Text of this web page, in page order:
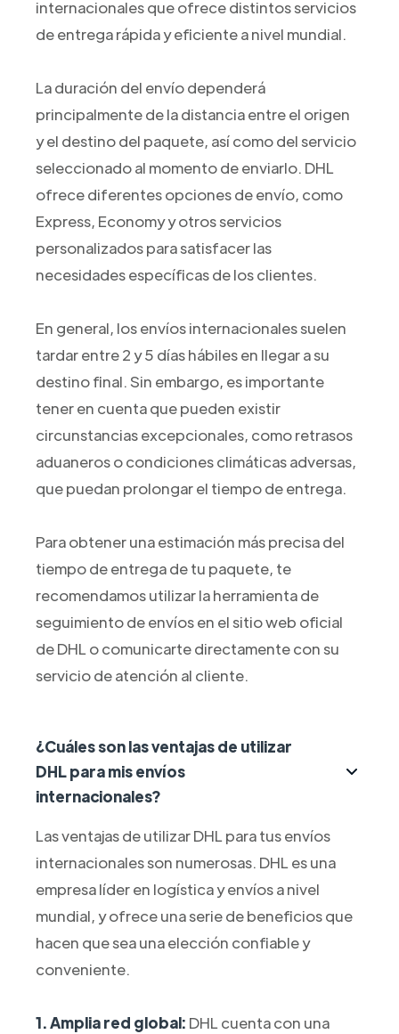
internacionales que ofrece distintos servicios
de entrega rápida y eficiente a nivel mundial.
La duración del envío dependerá
principalmente de la distancia entre el origen
y el destino del paquete, así como del servicio
seleccionado al momento de enviarlo. DHL
ofrece diferentes opciones de envío, como
Express, Economy y otros servicios
personalizados para satisfacer las
necesidades específicas de los clientes.
En general, los envíos internacionales suelen
tardar entre 2 y 5 días hábiles en llegar a su
destino final. Sin embargo, es importante
tener en cuenta que pueden existir
circunstancias excepcionales, como retrasos
aduaneros o condiciones climáticas adversas,
que puedan prolongar el tiempo de entrega.
Para obtener una estimación más precisa del
tiempo de entrega de tu paquete, te
recomendamos utilizar la herramienta de
seguimiento de envíos en el sitio web oficial
de DHL o comunicarte directamente con su
servicio de atención al cliente.
¿Cuáles son las ventajas de utilizar
DHL para mis envíos
internacionales?
Las ventajas de utilizar DHL para tus envíos
internacionales son numerosas. DHL es una
empresa líder en logística y envíos a nivel
mundial, y ofrece una serie de beneficios que
hacen que sea una elección confiable y
conveniente.
1. Amplia red global: DHL cuenta con una